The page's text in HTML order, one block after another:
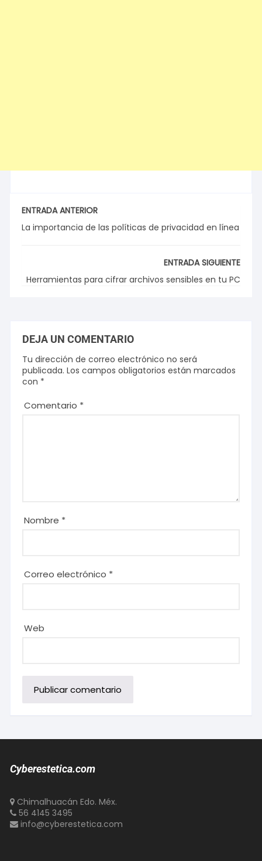
ENTRADA ANTERIOR
La importancia de las políticas de privacidad en línea
ENTRADA SIGUIENTE
Herramientas para cifrar archivos sensibles en tu PC
DEJA UN COMENTARIO
Tu dirección de correo electrónico no será
publicada. Los campos obligatorios están marcados
con *
Comentario *
Nombre *
Correo electrónico *
Web
Cyberestetica.com
Chimalhuacán Edo. Méx.
56 4145 3495
info@cyberestetica.com